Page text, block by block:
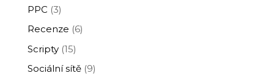
PPC (3)
Recenze (6)
Scripty(15)
Sociální sítě(9)